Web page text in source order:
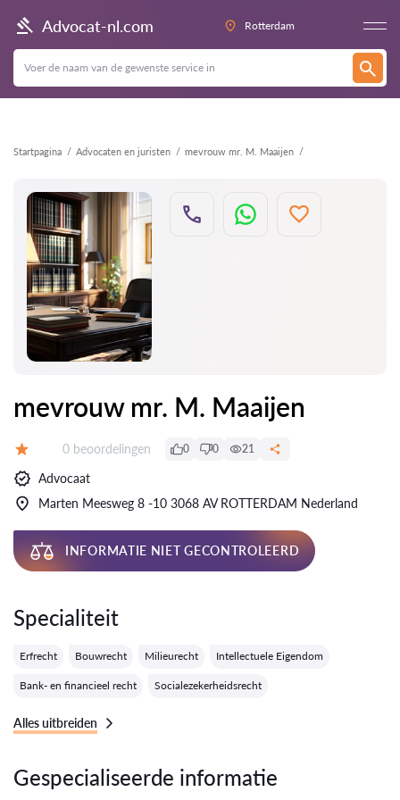
Advocat-nl.com Rotterdam
Startpagina Advocaten en juristen mevrouw mr. M. Maaijen
Terug
mevrouw mr. M. Maaijen
Getuigenissen:
0 beoordelingen 0 0 21
Advocaat
Marten Meesweg 8 -10 3068 AV ROTTERDAM Nederland
INFORMATIE NIET GECONTROLEERD
Specialiteit
Erfrecht Bouwrecht Milieurecht Intellectuele Eigendom
Bank- en financieel recht Socialezekerheidsrecht
Alles uitbreiden
Gespecialiseerde informatie